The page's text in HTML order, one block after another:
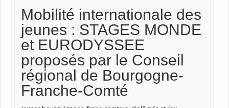
Mobilité internationale des
jeunes : STAGES MONDE
et EURODYSSEE
proposés par le Conseil
régional de Bourgogne-
Franche-Comté